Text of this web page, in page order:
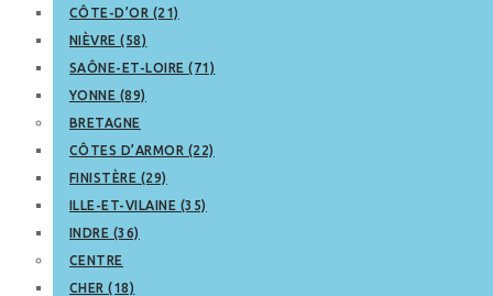
CÔTE-D’OR (21)
NIÈVRE (58)
SAÔNE-ET-LOIRE (71)
YONNE (89)
BRETAGNE
CÔTES D’ARMOR (22)
FINISTÈRE (29)
ILLE-ET-VILAINE (35)
INDRE (36)
CENTRE
CHER (18)